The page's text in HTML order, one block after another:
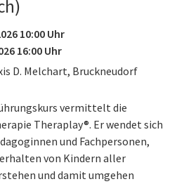
10:00 Uhr
16:00 Uhr
D. Melchart, Bruckneudorf
vermittelt die
Theraplay®. Er wendet sich
und Fachpersonen,
von Kindern aller
und damit umgehen